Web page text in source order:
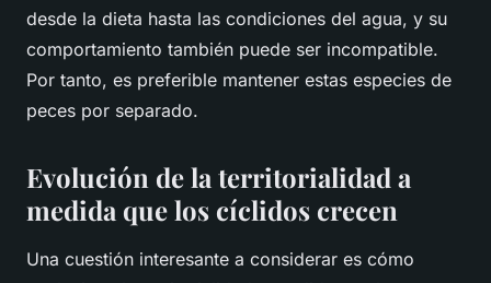
desde la dieta hasta las condiciones del agua, y su
comportamiento también puede ser incompatible.
Por tanto, es preferible mantener estas especies de
peces por separado.
Evolución de la territorialidad a
medida que los cíclidos crecen
Una cuestión interesante a considerar es cómo